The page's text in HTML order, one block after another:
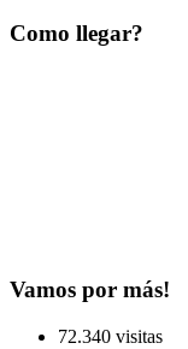
Como llegar?
Vamos por más!
72.340 visitas